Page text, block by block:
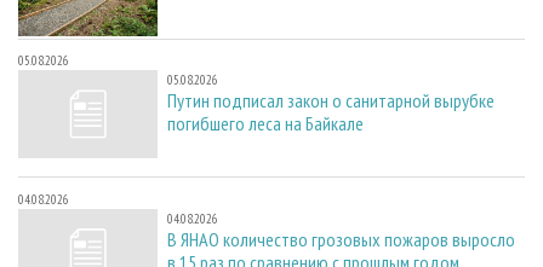
05.08.2026
05.08.2026
Путин подписал закон о санитарной вырубке
погибшего леса на Байкале
04.08.2026
04.08.2026
В ЯНАО количество грозовых пожаров выросло
в 15 раз по сравнению с прошлым годом